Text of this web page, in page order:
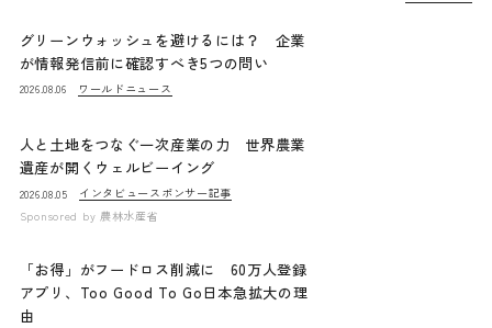
グリーンウォッシュを避けるには？ 企業
が情報発信前に確認すべき5つの問い
2026.08.06 ワールドニュース
人と土地をつなぐ一次産業の力 世界農業
遺産が開くウェルビーイング
2026.08.05 インタビュー スポンサー記事
Sponsored by 農林水産省
「お得」がフードロス削減に 60万人登録
アプリ、Too Good To Go日本急拡大の理
由